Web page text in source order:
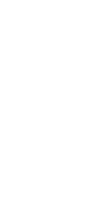
5.5 Га под КФХ в
8.5 Га под ИЖС на
19 Га под КФХ в
Щенки джек-
Щенки джек-
ИЖС 27 Га на
3.2 Га на границе